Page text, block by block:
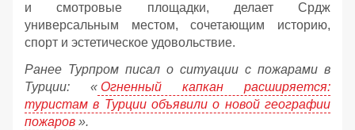
и смотровые площадки, делает Срдж
универсальным местом, сочетающим историю,
спорт и эстетическое удовольствие.
Ранее Турпром писал о ситуации с пожарами в
Турции: « Огненный капкан расширяется:
туристам в Турции объявили о новой географии
пожаров ».